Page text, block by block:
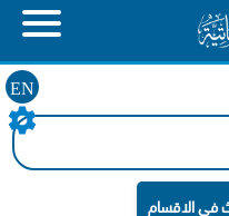
EN